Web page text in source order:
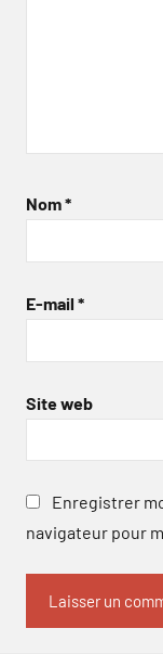
Nom*
E-mail *
Site web
Enregistrer
navigateur pour